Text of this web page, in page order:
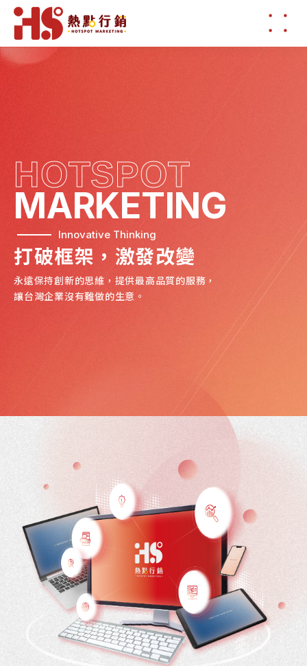
HOTSPOT
MARKETING
Innovative Thinking
打破框架，激發改變
永遠保持創新的思維，提供最高品質的服務，
讓台灣企業沒有難做的生意。